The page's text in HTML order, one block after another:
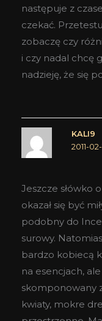
następuje z
czekać.
zobaczę czy
i czy nadal chcę
nadzieję, że się
KALI9
2011-
Jeszcze słówko
okazał się być
podobny do
surowy.
bardzo kobiecą
na esencjach,
skomponowany
kwiaty, mokre